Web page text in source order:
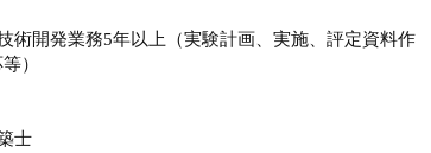
術開発業務5年以上（実験計画、実施、評定資料作
）
士